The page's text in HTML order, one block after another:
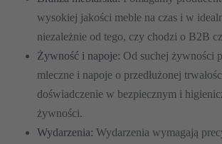
wysokiej jakości meble na czas i w
niezależnie od tego, czy chodzi o B2B
Żywność i napoje: Od suchej żywności
mleczne i napoje o przedłużonej
doświadczenie w bezpiecznym i
żywności.
Wydarzenia: Wydarzenia wymagają